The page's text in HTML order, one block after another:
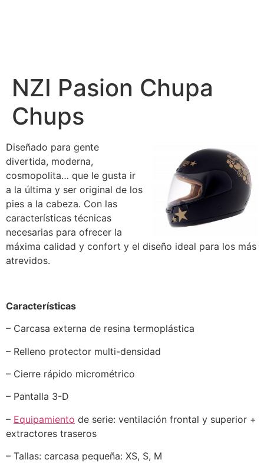
NZI Pasion Chupa
Chups
Diseñado para gente
divertida, moderna,
cosmopolita… que le gusta ir
a la última y ser original de los
pies a la cabeza. Con las
características técnicas
necesarias para ofrecer la
máxima calidad y confort y el diseño ideal para los más
atrevidos.
Características
– Carcasa externa de resina termoplástica
– Relleno protector multi-densidad
– Cierre rápido micrométrico
– Pantalla 3-D
– Equipamiento de serie: ventilación frontal y superior +
extractores traseros
– Tallas: carcasa pequeña: XS, S, M